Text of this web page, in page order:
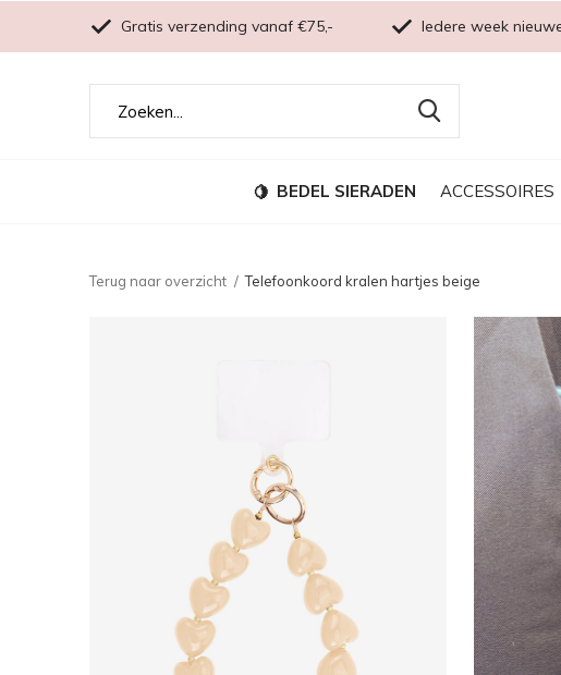
BEDEL SIERADEN ACCESSOIRES
Gratis verzending vanaf €75,- Iedere week
Terug naar overzicht Telefoonkoord kralen hartjes beige